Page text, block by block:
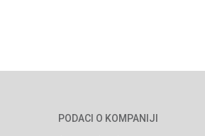
PODACI O KOMPANIJI